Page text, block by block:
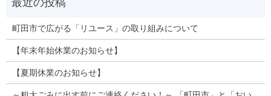
町田市で広がる「リユース」の取り組みについて
【年末年始休業のお知らせ】
【夏期休業のお知らせ】